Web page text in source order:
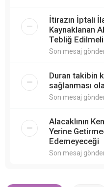
İtirazın İptali
Kaynaklanan
Tebliğ
Son mesaj
Duran takibin
sağlanması
Son mesaj
Alacaklının
Yerine
Edemeyeceği
Son mesaj